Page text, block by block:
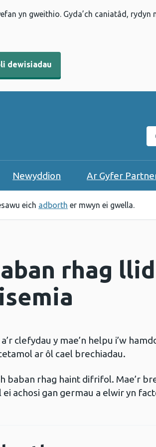
yn gweithio. Gyda’ch caniatâd,
dewisiadau
Newyddion Ar Gyfer
eich adborth er mwyn ei gwella.
rhag
a’r clefydau y mae’n helpu i’w
ar ôl cael brechiadau.
baban rhag haint difrifol. Mae’r
ei achosi gan germau a elwir yn